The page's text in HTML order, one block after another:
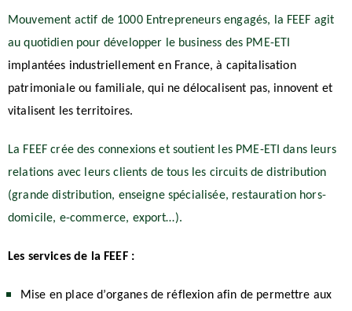
Mouvement actif de 1000 Entrepreneurs engagés, la FEEF agit
au quotidien pour développer le business des PME-ETI
implantées industriellement en France, à capitalisation
patrimoniale ou familiale, qui ne délocalisent pas, innovent et
vitalisent les territoires.
La FEEF crée des connexions et soutient les PME-ETI dans leurs
relations avec leurs clients de tous les circuits de distribution
(grande distribution, enseigne spécialisée, restauration hors-
domicile, e-commerce, export…).
Les services de la FEEF :
Mise en place d’organes de réflexion afin de permettre aux